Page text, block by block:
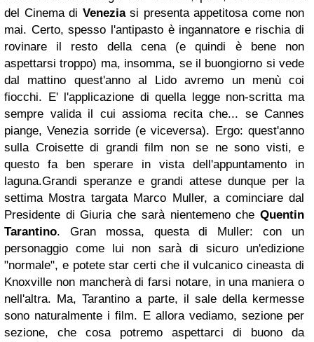
del Cinema di Veneziasi presenta appetitosa come non
mai. Certo, spesso l'antipasto è ingannatore e rischia di
rovinare il resto della cena (e quindi è bene non
aspettarsi troppo) ma, insomma, se il buongiorno si vede
dal mattino quest'anno al Lido avremo un menù coi
fiocchi. E' l'applicazione di quella legge non-scritta ma
sempre valida il cui assioma recita che... se Cannes
piange, Venezia sorride (e viceversa). Ergo: quest'anno
sulla Croisette di grandi film non se ne sono visti, e
questo fa ben sperare in vista dell'appuntamento in
laguna.Grandi speranze e grandi attese dunque per la
settima Mostra targata Marco Muller, a cominciare dal
Presidente di Giuria che sarà nientemeno che Quentin
Tarantino. Gran mossa, questa di Muller: con un
personaggio come lui non sarà di sicuro un'edizione
"normale", e potete star certi che il vulcanico cineasta di
Knoxville non mancherà di farsi notare, in una maniera o
nell'altra. Ma, Tarantino a parte, il sale della kermesse
sono naturalmente i film. E allora vediamo, sezione per
sezione, che cosa potremo aspettarci di buono da